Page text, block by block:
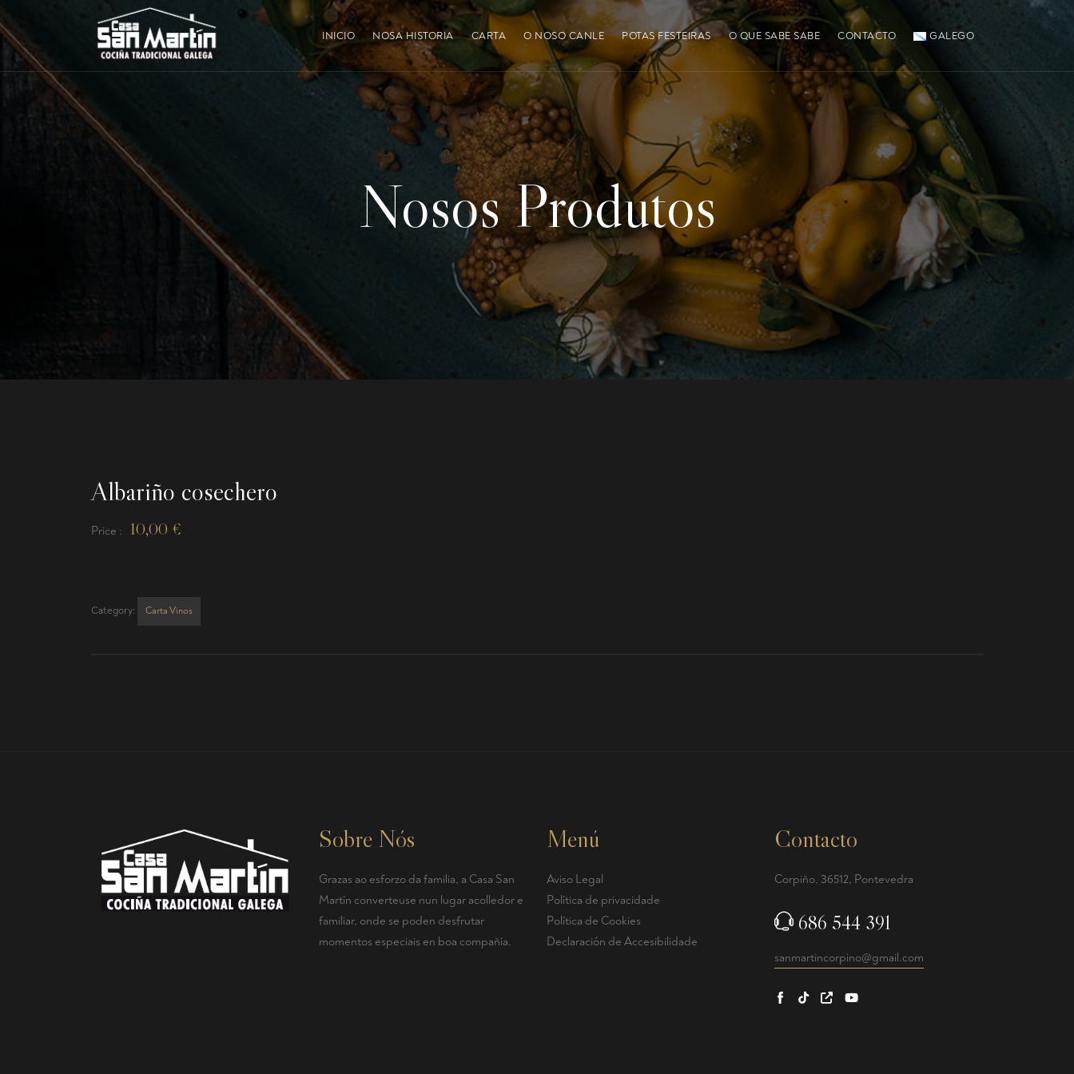
INICIO NOSA HISTORIA CARTA O NOSO CANLE POTAS FESTEIRAS O QUE SABE SABE CONTACTO GALEGO
Nosos Produtos
Albariño cosechero
Price : 10,00 €
Category: Carta Vinos
Sobre Nós
Grazas ao esforzo da familia, a Casa San
Martín converteuse nun lugar acolledor e
familiar, onde se poden desfrutar
momentos especiais en boa compañía.
Menú
Aviso Legal
Política de privacidade
Política de Cookies
Declaración de Accesibilidade
Contacto
Corpiño, 36512, Pontevedra
686 544 391
sanmartincorpino@gmail.com